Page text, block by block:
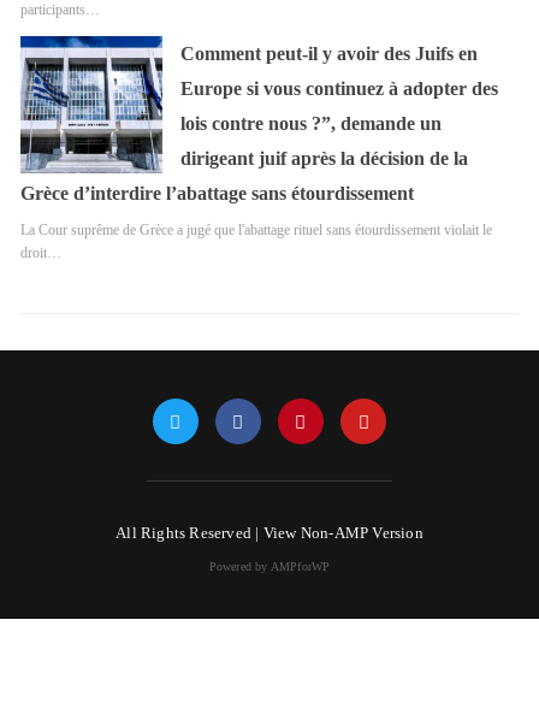
participants…
Comment peut-il y avoir des Juifs en
Europe si vous continuez à adopter des
lois contre nous ?”, demande un
dirigeant juif après la décision de la
Grèce d’interdire l’abattage sans étourdissement
La Cour suprême de Grèce a jugé que l'abattage rituel sans étourdissement violait le
droit…
All Rights Reserved | View Non-AMP Version
Powered by AMPforWP